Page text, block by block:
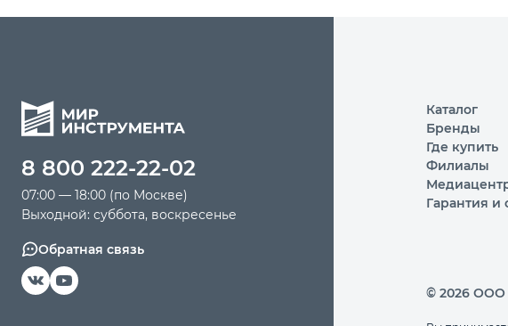
8 800 222-22-02
07:00 — 18:00 (по Москве)
Выходной: суббота, воскресенье
Обратная связь
Каталог
Бренды
Где купить
Филиалы
Гарантия и
© 2026